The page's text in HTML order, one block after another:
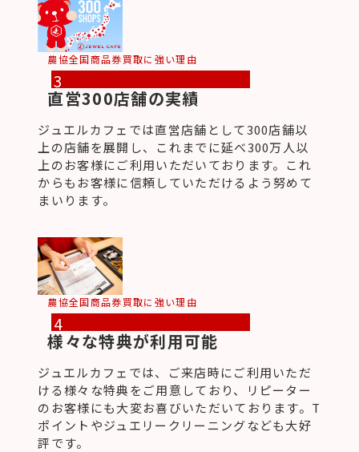
農協全国商品券買取に強い理由
3
直営300店舗の実績
ジュエルカフェでは直営店舗として300店舗以
上の店舗を展開し、これまでに延べ300万人以
上のお客様にご利用いただいております。これ
からもお客様に信頼していただけるよう努めて
まいります。
農協全国商品券買取に強い理由
4
様々な特典が利用可能
ジュエルカフェでは、ご来店時にご利用いただ
ける様々な特典をご用意しており、リピーター
のお客様にも大変お喜びいただいております。T
ポイントやジュエリークリーニングなども大好
評です。